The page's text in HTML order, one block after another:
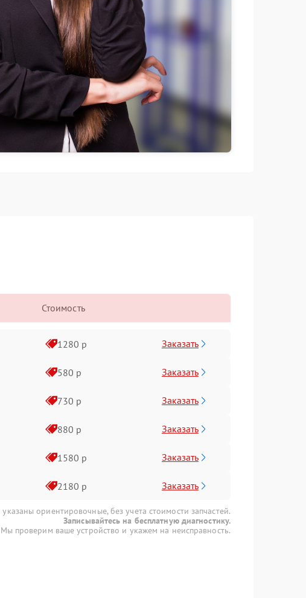
Стоимость
1280 р Заказать
580 р Заказать
730 р Заказать
880 р Заказать
1580 р Заказать
2180 р Заказать
ориентировочные, без учета стоимости запчастей.
Записывайтесь на бесплатную диагностику.
Мы проверим ваше устройство и укажем на неисправность.